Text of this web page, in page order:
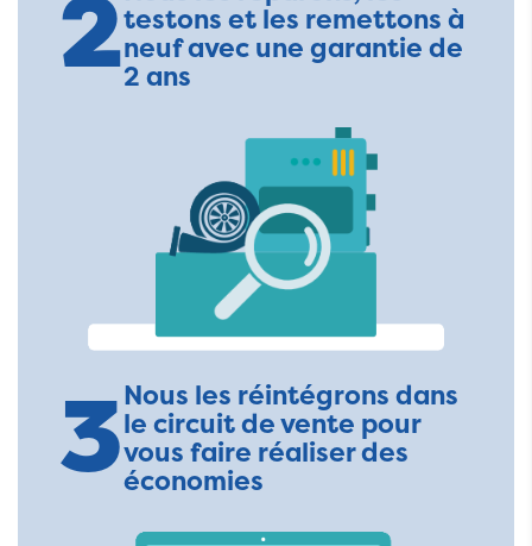
2testons et les remettons à
neuf avec une garantie de
2 ans
3Nous les réintégrons dans
le circuit de vente pour
vous faire réaliser des
économies